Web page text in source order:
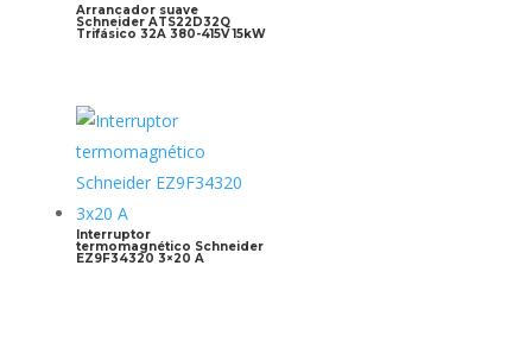
Arrancador suave
Schneider ATS22D32Q
Trifásico 32A 380-415V 15kW
Interruptor
termomagnético Schneider
EZ9F34320 3×20 A